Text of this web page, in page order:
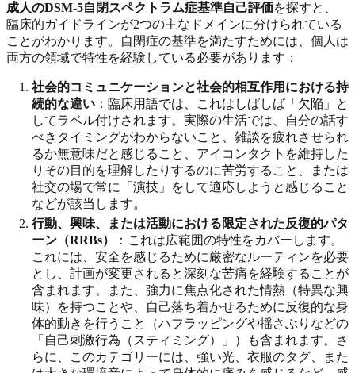
成人のDSM-5自閉スペクトラム症基準自己評価を探すと、
臨床的ガイドラインが2つの主なドメインに分けられている
ことがわかります。自閉症の基準を満たすためには、個人は
両方の領域で特性を経験している必要があります：
社会的コミュニケーションと社会的相互作用における持
続的な違い ：臨床用語では、これはしばしば「欠陥」と
してラベル付けされます。実際の生活では、自分の話す
べきタイミングがわからないこと、雑談を疲れさせられ
るか無意味だと感じること、アイコンタクトを維持した
りその目的を理解したりするのに苦労すること、または
社交の場で常に「演技」をして適応しようと感じること
などが該当します。
行動、興味、または活動における限定された反復的パタ
ーン（RRBs）
：これは広範囲の特性をカバーします。
これには、安全を感じるために厳密なルーティンを必要
とし、計画が変更されると深刻な苦痛を経験することが
含まれます。また、強力に焦点化された情熱（特異な興
味）を持つことや、自己落ち着かせるために反復的な身
体的動きを行うこと（ハフラッピングや揺さぶりなどの
「自己刺激行為（スティミング）」）も含まれます。さ
らに、このカテゴリーには、強い光、衣服のタグ、また